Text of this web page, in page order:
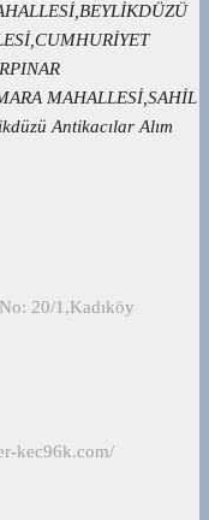
MAHALLESİ,SAHİL
Antikacılar Alım
20/1,Kadıköy
kec96k.com/